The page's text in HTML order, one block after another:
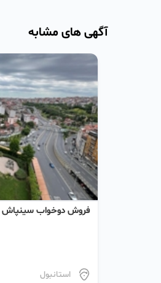
آگهی های مشابه
فروش دو‌خواب سینپاش
استانبول